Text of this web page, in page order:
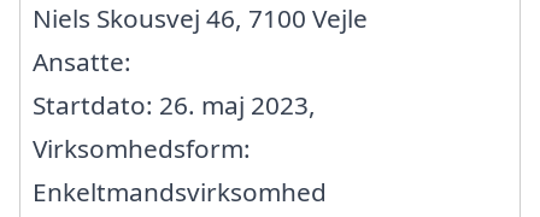
Niels Skousvej 46, 7100 Vejle
Ansatte:
Startdato: 26. maj 2023,
Virksomhedsform:
Enkeltmandsvirksomhed